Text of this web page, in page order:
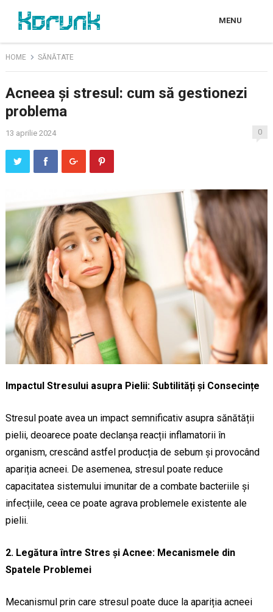
MENU
HOME SĂNĂTATE
Acneea și stresul: cum să gestionezi
problema
13 aprilie 2024 0
Impactul Stresului asupra Pielii: Subtilități și Consecințe
Stresul poate avea un impact semnificativ asupra sănătății
pielii, deoarece poate declanșa reacții inflamatorii în
organism, crescând astfel producția de sebum și provocând
apariția acneei. De asemenea, stresul poate reduce
capacitatea sistemului imunitar de a combate bacteriile și
infecțiile, ceea ce poate agrava problemele existente ale
pielii.
2. Legătura între Stres și Acnee: Mecanismele din
Spatele Problemei
Mecanismul prin care stresul poate duce la apariția acneei